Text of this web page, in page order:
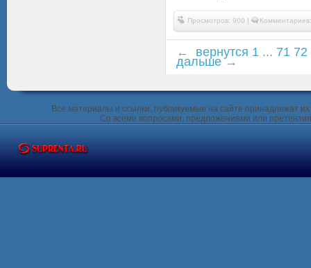
Просмотров: 900 |
← вернутся 1 ... 71 72
дальше→
Все материалы и ссылки, публикуемые на сайте принадлежат
Со всеми вопросами, предложениями или